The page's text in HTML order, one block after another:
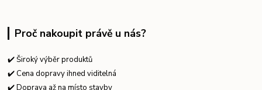
Proč nakoupit právě u nás?
✔️ Široký výběr produktů
✔️ Cena dopravy ihned viditelná
✔️ Doprava až na místo stavby